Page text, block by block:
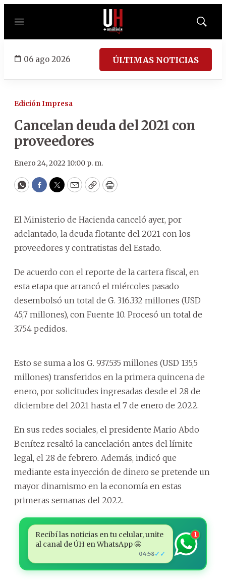
Menú
Mostrar
06 ago 2026 ÚLTIMAS NOTICIAS
Edición Impresa
Cancelan deuda del 2021 con
proveedores
Enero 24, 2022 10:00 p. m.
WhatsApp
Facebook
Twitter
EmailCopyPrint
El Ministerio de Hacienda canceló ayer, por
adelantado, la deuda flotante del 2021 con los
proveedores y contratistas del Estado.
De acuerdo con el reporte de la cartera fiscal, en
esta etapa que arrancó el miércoles pasado
desembolsó un total de G. 316.332 millones (USD
45,7 millones), con Fuente 10. Procesó un total de
3.754 pedidos.
Esto se suma a los G. 937.535 millones (USD 135,5
millones) transferidos en la primera quincena de
enero, por solicitudes ingresadas desde el 28 de
diciembre del 2021 hasta el 7 de enero de 2022.
En sus redes sociales, el presidente Mario Abdo
Benítez resaltó la cancelación antes del límite
legal, el 28 de febrero. Además, indicó que
mediante esta inyección de dinero se pretende un
mayor dinamismo en la economía en estas
primeras semanas del 2022.
Recibí las noticias en tu celular, unite
al canal de ÚH en WhatsApp 🤩
04:58✓✓
1